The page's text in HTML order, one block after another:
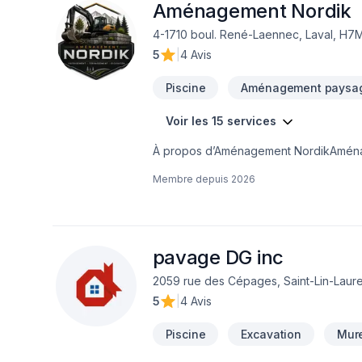
Aménagement Nordik
4-1710 boul. René-Laennec, Laval,
5
4 Avis
Piscine Aménagement
Voir les 15 services
À propos d’Aménagement
des projets variés :Entrées en pavé-
personnalisé afin de concrétiser les
vision est de devenir une référence
de ses réalisations, son
de nos clients.
Membre depuis 2026
pavage DG inc
2059 rue des Cépages, Saint-Lin-
5
4 Avis
Piscine Excavation